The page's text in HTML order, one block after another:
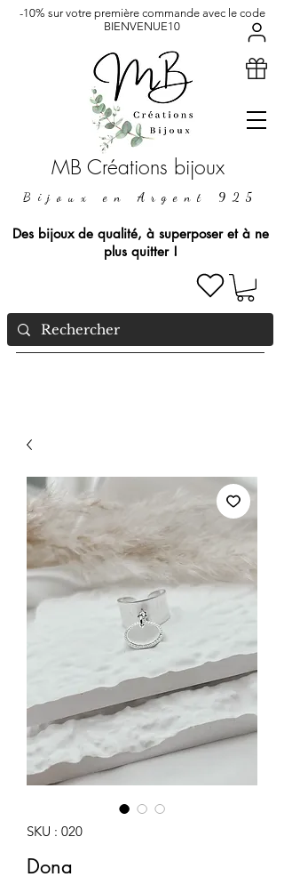
MB Créations bijoux
Bijoux en Argent 925
Des bijoux de qualité, à superposer et à ne
plus quitter !
-10% sur votre première commande avec le code
BIENVENUE10
SKU : 020
Dona